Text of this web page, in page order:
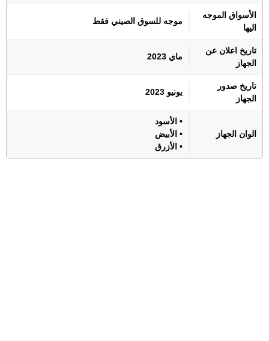
الأسواق الموجه
اليها
موجه للسوق الصيني فقط
تاريخ اعلان عن
الجهاز
ماي 2023
تاريخ صدور
الجهاز
يونيو 2023
الوان الجهاز
• الأسود
• الأبيض
• الأزرق